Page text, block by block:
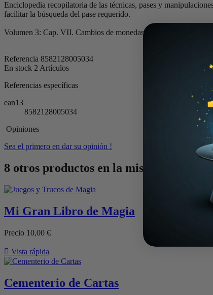
Enciclopedia recopilatoria de las técnicas, pases y
facilitar la búsqueda del pase requerido.
Volumen 3: Cap. VII. Cambios de monedas (28).- VIII. Volteos
Referencia 8582128005034
En stock 2 Artículos
Referencias específicas
ean13
8582128005034
Opiniones
Sea el primero en dar su opinión !
8 otros productos en la misma
Mi Gran Libro de Magia
Precio 10,00 €
 Vista rápida
Cementerio de Cartas